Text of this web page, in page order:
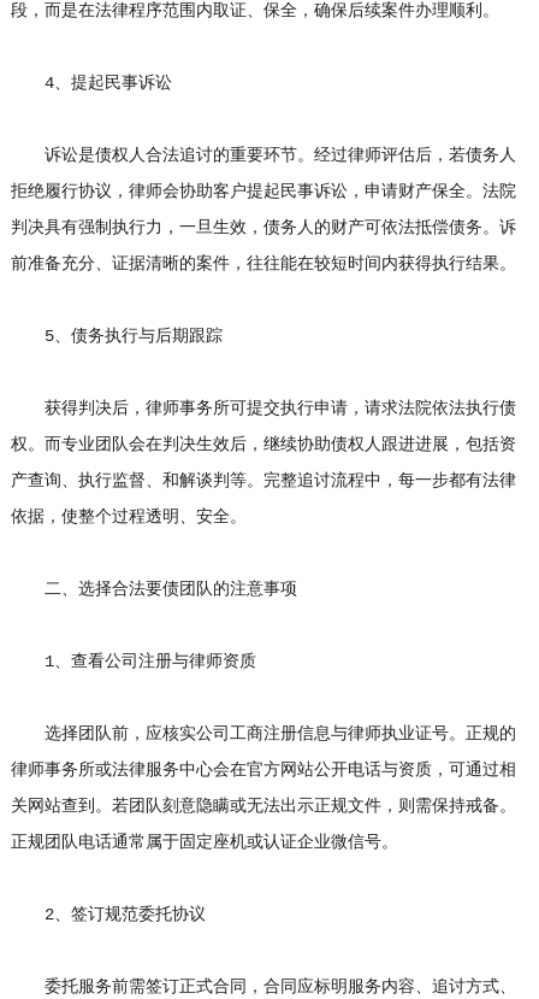
段，而是在法律程序范围内取证、保全，确保后续案件办理顺利。
4、提起民事诉讼
诉讼是债权人合法追讨的重要环节。经过律师评估后，若债务人
拒绝履行协议，律师会协助客户提起民事诉讼，申请财产保全。法院
判决具有强制执行力，一旦生效，债务人的财产可依法抵偿债务。诉
前准备充分、证据清晰的案件，往往能在较短时间内获得执行结果。
5、债务执行与后期跟踪
获得判决后，律师事务所可提交执行申请，请求法院依法执行债
权。而专业团队会在判决生效后，继续协助债权人跟进进展，包括资
产查询、执行监督、和解谈判等。完整追讨流程中，每一步都有法律
依据，使整个过程透明、安全。
二、选择合法要债团队的注意事项
1、查看公司注册与律师资质
选择团队前，应核实公司工商注册信息与律师执业证号。正规的
律师事务所或法律服务中心会在官方网站公开电话与资质，可通过相
关网站查到。若团队刻意隐瞒或无法出示正规文件，则需保持戒备。
正规团队电话通常属于固定座机或认证企业微信号。
2、签订规范委托协议
委托服务前需签订正式合同，合同应标明服务内容、追讨方式、